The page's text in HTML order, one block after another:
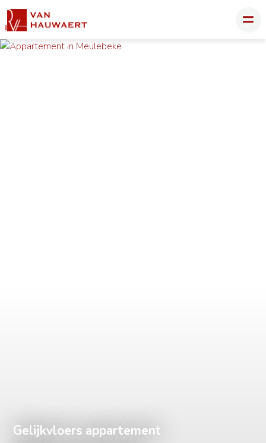
Gelijkvloers appartement